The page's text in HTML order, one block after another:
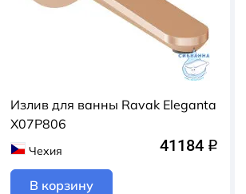
Излив для ванны Ravak Eleganta
X07P806
Чехия 41184 q
В корзину